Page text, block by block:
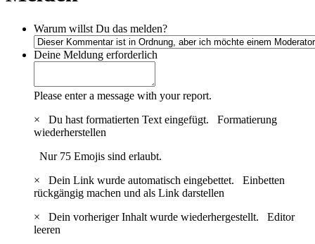
Warum willst Du das melden?
Deine Meldung erforderlich
Please enter a message with your report.
×
Du hast formatierten Text eingefügt. Formatierung
wiederherstellen
Nur 75 Emojis sind erlaubt.
×
Dein Link wurde automatisch eingebettet. Einbetten
rückgängig machen und als Link darstellen
×
Dein vorheriger Inhalt wurde wiederhergestellt. Editor
leeren